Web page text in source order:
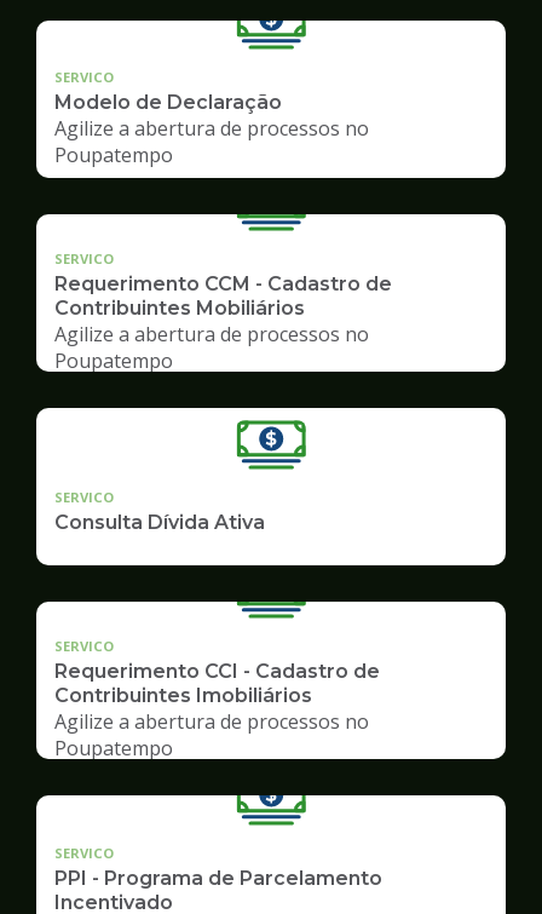
SERVICO
Modelo de Declaração
Agilize a abertura de processos no
Poupatempo
SERVICO
Requerimento CCM - Cadastro de
Contribuintes Mobiliários
Agilize a abertura de processos no
Poupatempo
SERVICO
Consulta Dívida Ativa
SERVICO
Requerimento CCI - Cadastro de
Contribuintes Imobiliários
Agilize a abertura de processos no
Poupatempo
SERVICO
PPI - Programa de Parcelamento
Incentivado